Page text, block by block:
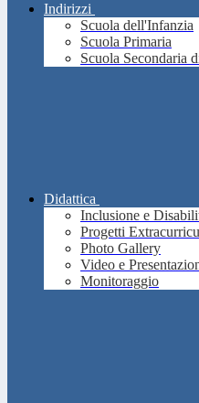
Indirizzi
Scuola dell'Infanzia
Scuola Primaria
Scuola Secondaria
Didattica
Inclusione e
Progetti
Photo Gallery
Video e
Monitoraggio